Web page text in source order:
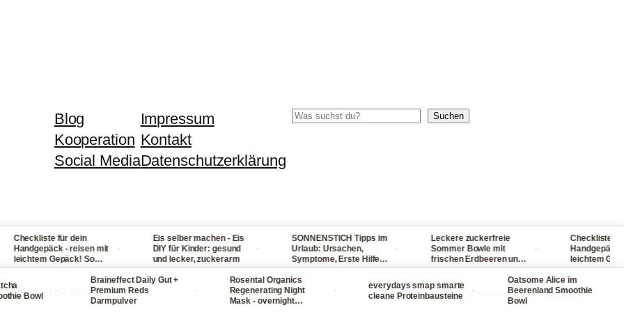
Blog
Kooperation
Social Media
Impressum
Kontakt
Datenschutzerklärung
Suchen Suchen
139 B, 10407 Berlin Diese Webseite enthältWerbung
für dein
- reisen mit
Gepäck! So
du nie wieder zu
ein
·
Eis selber machen - Eis
DIY für Kinder: gesund
und lecker, zuckerarm
·
SONNENSTICH Tipps im
Urlaub: Ursachen,
Symptome, Erste Hilfe
bei Fieber, Sonnenbrand
und Halsschmerzen
Leckere zuckerfreie
Sommer Bowle mit
frischen Erdbeeren und
Waldmeister ganz
Checkliste für dein
Handgepäck -
leichtem Gepäck!
packst du nie
viel ein
Bowl
·
Braineffect Daily Gut +
Premium Reds
Darmpulver
Rosental Organics
Regenerating Night
Mask - overnight
everydays smap smarte
cleane Proteinbausteine
·
Oatsome Alice im
Beerenland Smoothie
Bowl